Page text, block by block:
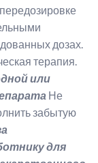
дозах.
терапия.
или
Не
забытую
для